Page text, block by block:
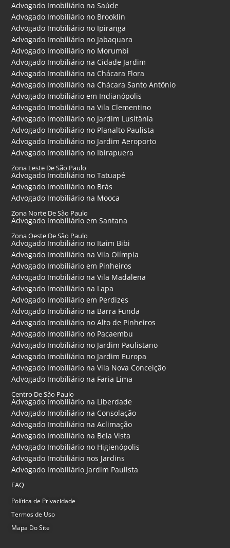
Advogado Imobiliário na Saúde
Advogado Imobiliário no Brooklin
Advogado Imobiliário no Ipiranga
Advogado Imobiliário no Jabaquara
Advogado Imobiliário no Morumbi
Advogado Imobiliário na Cidade Jardim
Advogado Imobiliário na Chácara Flora
Advogado Imobiliário na Chácara Santo Antônio
Advogado Imobiliário em Indianópolis
Advogado Imobiliário na Vila Clementino
Advogado Imobiliário no Jardim Lusitânia
Advogado Imobiliário no Planalto Paulista
Advogado Imobiliário no Jardim Aeroporto
Advogado Imobiliário no Ibirapuera
Zona Leste De São Paulo
Advogado Imobiliário no Tatuapé
Advogado Imobiliário no Brás
Advogado Imobiliário na Mooca
Zona Norte De São Paulo
Advogado Imobiliário em Santana
Zona Oeste De São Paulo
Advogado Imobiliário no Itaim Bibi
Advogado Imobiliário na Vila Olímpia
Advogado Imobiliário em Pinheiros
Advogado Imobiliário na Vila Madalena
Advogado Imobiliário na Lapa
Advogado Imobiliário em Perdizes
Advogado Imobiliário na Barra Funda
Advogado Imobiliário no Alto de Pinheiros
Advogado Imobiliário no Pacaembu
Advogado Imobiliário no Jardim Paulistano
Advogado Imobiliário no Jardim Europa
Advogado Imobiliário na Vila Nova Conceição
Advogado Imobiliário na Faria Lima
Centro De São Paulo
Advogado Imobiliário na Liberdade
Advogado Imobiliário na Consolação
Advogado Imobiliário na Aclimação
Advogado Imobiliário na Bela Vista
Advogado Imobiliário no Higienópolis
Advogado Imobiliário nos Jardins
Advogado Imobiliário Jardim Paulista
FAQ
Política de Privacidade
Termos de Uso
Mapa Do Site